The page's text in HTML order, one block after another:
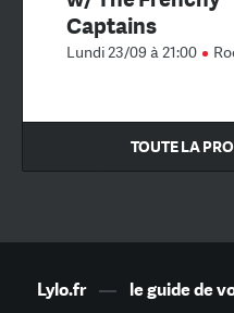
Captains
Lundi 23/09 à 21:00
TOUTE LA
Lylo.fr— le guide de